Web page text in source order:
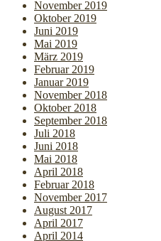
November 2019
Oktober 2019
Juni 2019
Mai 2019
März 2019
Februar 2019
Januar 2019
November 2018
Oktober 2018
September 2018
Juli 2018
Juni 2018
Mai 2018
April 2018
Februar 2018
November 2017
August 2017
April 2017
April 2014